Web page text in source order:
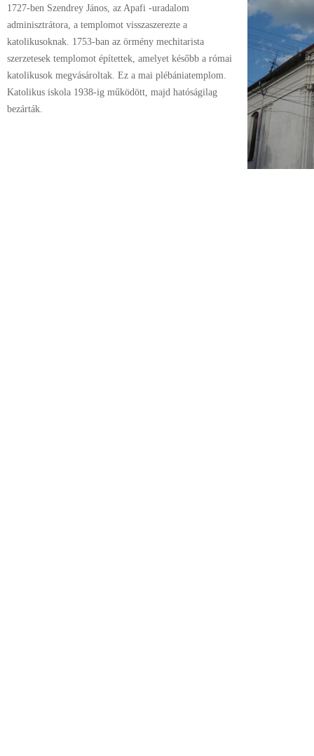
1727-ben Szendrey János, az Apafi -uradalom
adminisztrátora, a templomot visszaszerezte a
katolikusoknak. 1753-ban az örmény mechitarista
szerzetesek templomot építettek, amelyet később a római
katolikusok megvásároltak. Ez a mai plébániatemplom.
Katolikus iskola 1938-ig működött, majd hatóságilag
bezárták.